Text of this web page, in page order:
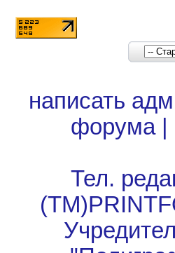
написать
форума|
Тел.